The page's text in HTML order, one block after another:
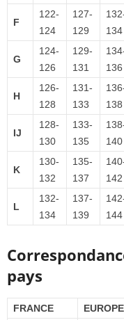
F
122-
124
127-
129
134
G
124-
126
129-
131
136
H
126-
128
131-
133
138
IJ
128-
130
133-
135
140
K
130-
132
135-
137
142
L
132-
134
137-
139
144
pays
FRANCE EUROPE